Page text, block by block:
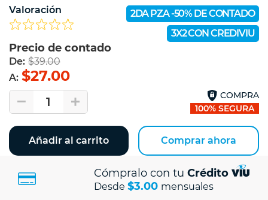
Valoración
Precio de contado
De: $39.00
A: $27.00
1
2DA PZA -50% DE CONTADO
3X2 CON CREDIVIU
COMPRA
100% SEGURA
Añadir al carrito Comprar ahora
Cómpralo con tu Crédito
Desde $3.00 mensuales